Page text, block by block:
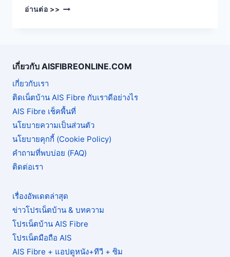
อ่านต่อ >> ส่อง
FIBRE
รวบรัด:
เน็ต
ล้วน
หรือ
ความ
เกี่ยวกับ AISFIBREONLINE.COM
เกี่ยวกับเรา
ติดเน็ตบ้าน AIS Fibre กับเราดีอย่างไร
AIS Fibre เช็คพื้นที่
นโยบายความเป็นส่วนตัว
นโยบายคุกกี้ (Cookie Policy)
คำถามที่พบบ่อย (FAQ)
ติดต่อเรา
เรื่องอัพเดตล่าสุด
ข่าวโปรเน็ตบ้าน & บทความ
โปรเน็ตบ้าน AIS Fibre
โปรเน็ตมือถือ AIS
AIS Fibre + แอปดูหนัง+ทีวี + ซิม